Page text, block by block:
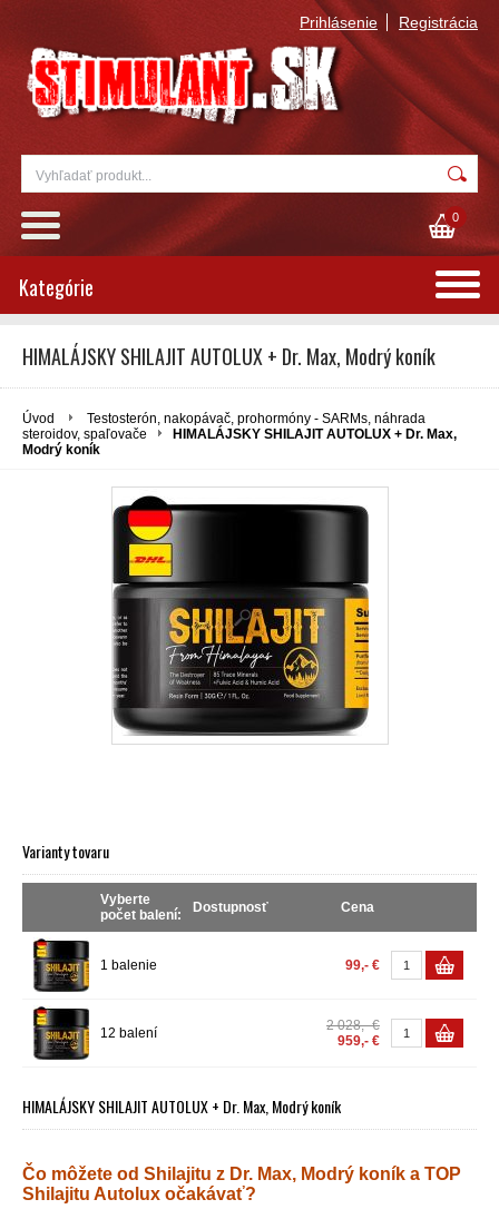
Prihlásenie Registrácia
0
Kategórie
HIMALÁJSKY SHILAJIT AUTOLUX + Dr. Max, Modrý koník
Úvod
Testosterón, nakopávač, prohormóny - SARMs, náhrada
steroidov, spaľovače
HIMALÁJSKY SHILAJIT AUTOLUX + Dr. Max,
Modrý koník
Varianty tovaru
Vyberte
počet balení:
Dostupnosť Cena
1 balenie 99,- €
12 balení
2 028,- €
959,- €
HIMALÁJSKY SHILAJIT AUTOLUX + Dr. Max, Modrý koník
Čo môžete od Shilajitu z Dr. Max, Modrý koník a TOP
Shilajitu Autolux očakávať?